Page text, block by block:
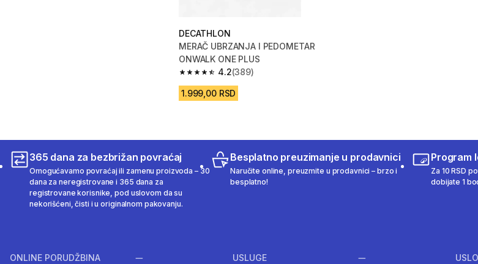
DECATHLON
MERAČ UBRZANJA I PEDOMETAR
ONWALK ONE PLUS
4.2
4.2 od 5 zvezdica from 389 Recenzije
(389)
1.999,00 RSD
365 dana za bezbrižan povraćaj
Omogućavamo povraćaj ili zamenu proizvoda – 30
dana za neregistrovane i 365 dana za
registrovane korisnike, pod uslovom da su
nekorišćeni, čisti i u originalnom pakovanju.
Besplatno preuzimanje u prodavnici
Naručite online, preuzmite u prodavnici – brzo i
besplatno!
Program
Za 10 RSD
dobijate 1
ONLINE PORUDŽBINA USLUGE